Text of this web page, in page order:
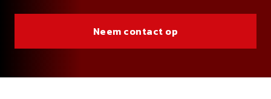
Neem contact op